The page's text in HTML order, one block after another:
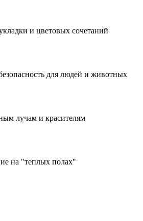
и цветовых сочетаний
для людей и животных
лучам и красителям
на "теплых полах"